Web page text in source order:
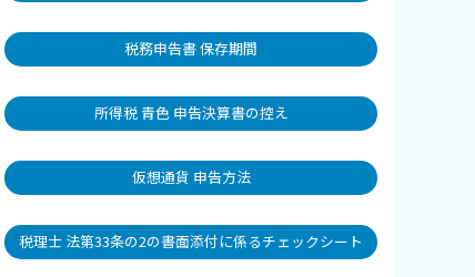
税務申告書 保存期間
所得税 青色 申告決算書の控え
仮想通貨 申告方法
税理士 法第33条の2の書面添付に係るチェックシート